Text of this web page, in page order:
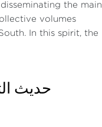
the main
volumes
In this spirit, the
حديث